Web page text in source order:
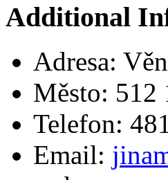
Additional
Adresa:
Město: 512
Telefon:
Email: